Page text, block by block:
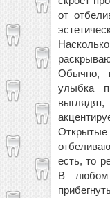
от
Обычно,
улыбка
есть, то
В любом